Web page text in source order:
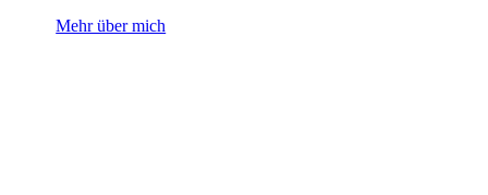
Mehr über mich